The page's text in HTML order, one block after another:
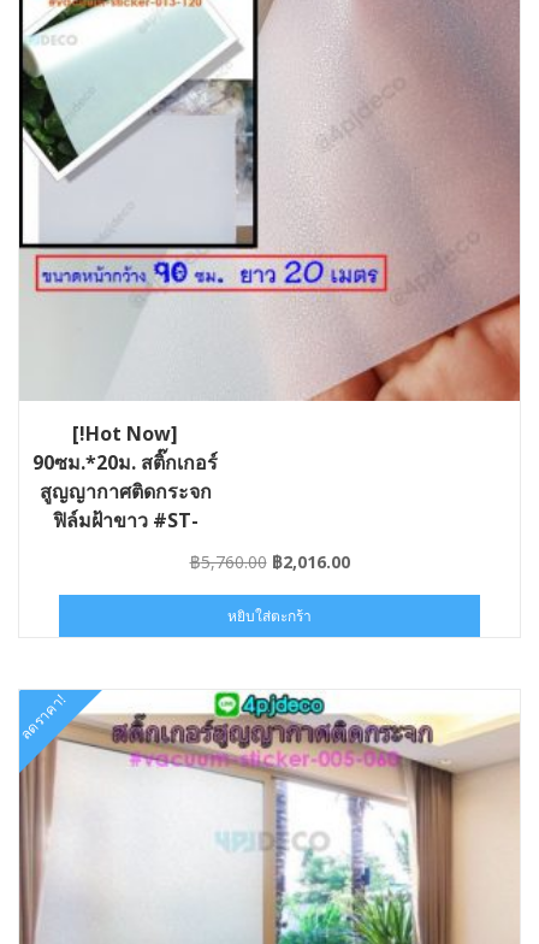
[!Hot Now]
90ซม.*20ม. สติ๊กเกอร์
สูญญากาศติดกระจก
ฟิล์มฝ้าขาว #ST-
VAC013-090×20฿5,760.00 Original
was:
฿5,760.00.
฿2,016.00Current
฿2,016.00.
หยิบใส่ตะกร้า
ลดราคา!